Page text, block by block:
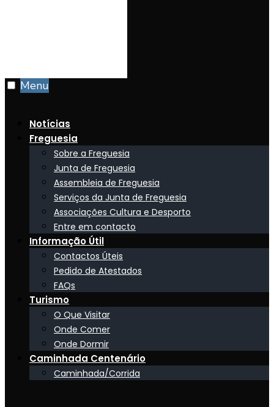
Menu
Notícias
Freguesia
Sobre a Freguesia
Junta de Freguesia
Assembleia de Freguesia
Serviços da Junta de Freguesia
Associações Cultura e Desporto
Entre em contacto
Informação Útil
Contactos Úteis
Pedido de Atestados
FAQs
Turismo
O Que Visitar
Onde Comer
Onde Dormir
Caminhada Centenário
Caminhada/Corrida